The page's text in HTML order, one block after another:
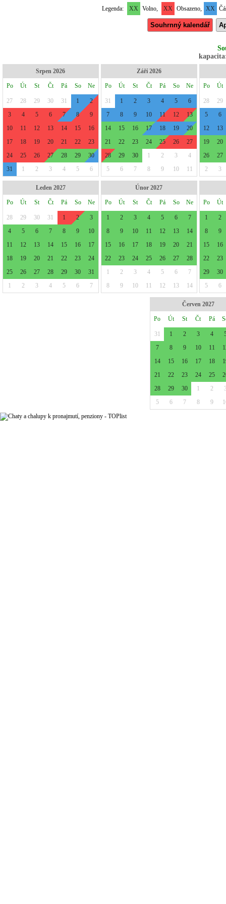
Legenda: XX Volno, XX Obsazeno, XX
Souhrnný kalendář
Srpen 2026
Po Út St Čt Pá So Ne
27 28 29 30 31 1
2
3
4 5 6 7 8
9
10
11 12 13 14 15
16
17
18 19 20 21 22
23
24
25 26 27 28 29
30
31
1 2 3 4 5 6
Září 2026
Po Út St Čt Pá So Ne
31 1 2 3 4 5
6
7
8 9 10 11 12
13
14
15 16 17 18 19
20
21
22 23 24 25 26
27
28
29 30 1 2 3
4
5
6 7 8 9 10 11
Po Út
28
29
5
6
12
13
19
20
26
27
2
3
Leden 2027
Po Út St Čt Pá So Ne
28 29 30 31 1 2
3
4
5 6 7 8 9
10
11
12 13 14 15 16
17
18
19 20 21 22 23
24
25
26 27 28 29 30
31
1
2 3 4 5 6 7
Únor 2027
Po Út St Čt Pá So Ne
1 2 3 4 5 6
7
8
9 10 11 12 13
14
15
16 17 18 19 20
21
22
23 24 25 26 27
28
1
2 3 4 5 6
7
8
9 10 11 12 13 14
Po Út
1
2
8
9
15
16
22
23
29
30
5
6
Červen 2027
Po Út St Čt Pá
31 1 2 3 4
7
8 9 10 11
14
15 16 17 18
21
22 23 24 25
28
29 30 1 2
5
6 7 8 9